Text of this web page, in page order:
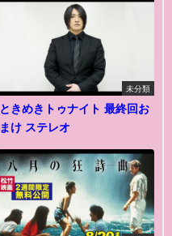
未分類
ときめきトゥナイト 最終回お
まけ ステレオ